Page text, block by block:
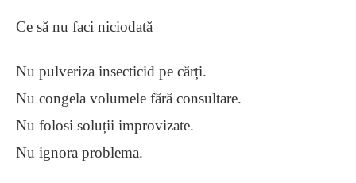
Ce să nu faci niciodată
Nu pulveriza insecticid pe cărți.
Nu congela volumele fără consultare.
Nu folosi soluții improvizate.
Nu ignora problema.